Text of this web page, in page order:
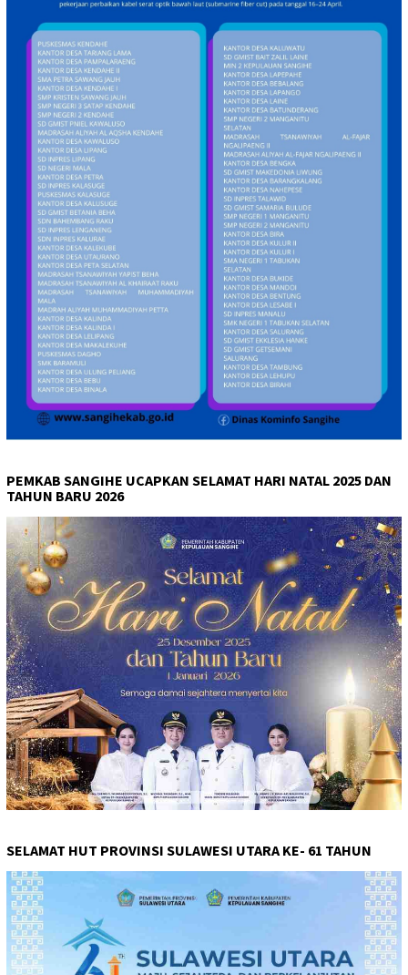
PEMKAB SANGIHE UCAPKAN SELAMAT HARI NATAL 2025 DAN
TAHUN BARU 2026
SELAMAT HUT PROVINSI SULAWESI UTARA KE- 61 TAHUN